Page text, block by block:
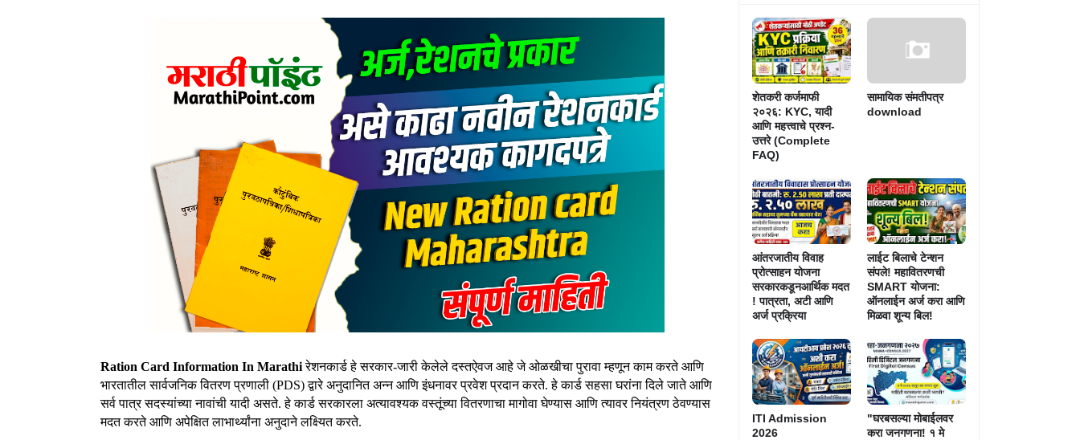
Ration Card Information In Marathiरेशनकार्ड हे सरकार-जारी केलेले दस्तऐवज आहे जे ओळखीचा पुरावा म्हणून काम करते आणि
भारतातील सार्वजनिक वितरण प्रणाली (PDS) द्वारे अनुदानित अन्न आणि इंधनावर प्रवेश प्रदान करते. हे कार्ड सहसा घरांना दिले जाते आणि
सर्व पात्र सदस्यांच्या नावांची यादी असते. हे कार्ड सरकारला अत्यावश्यक वस्तूंच्या वितरणाचा मागोवा घेण्यास आणि त्यावर नियंत्रण ठेवण्यास
मदत करते आणि अपेक्षित लाभार्थ्यांना अनुदाने लक्ष्यित करते.
शेतकरी कर्जमाफी
२०२६: KYC, यादी
आणि महत्त्वाचे प्रश्न-
उत्तरे (Complete
FAQ)
सामायिक संमतीपत्र
download
आंतरजातीय विवाह
प्रोत्साहन योजना
सरकारकडूनआर्थिक मदत
! पात्रता, अटी आणि
अर्ज प्रक्रिया
लाईट बिलाचे टेन्शन
संपले! महावितरणची
SMART योजना:
ऑनलाईन अर्ज करा आणि
मिळवा शून्य बिल!
ITI Admission
2026
"घरबसल्या मोबाईलवर
करा जनगणना! १ मे